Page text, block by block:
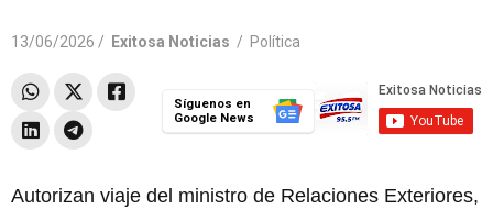
13/06/2026 / Exitosa Noticias / Política
Síguenos en
Google News
Autorizan viaje del ministro de Relaciones Exteriores,